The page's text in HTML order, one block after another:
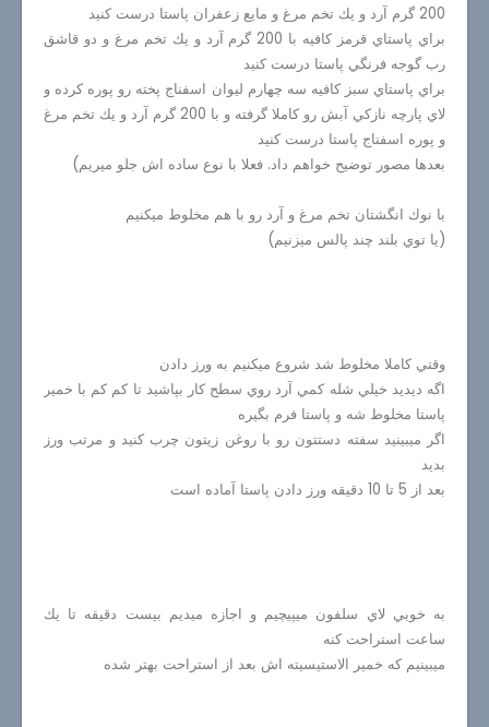
200 گرم آرد و يك تخم مرغ و مايع زعفران پاستا درست كنيد
براي پاستاي قرمز كافيه با 200 گرم آرد و يك تخم مرغ و دو قاشق
رب گوجه فرنگي پاستا درست كنيد
براي پاستاي سبز كافيه سه چهارم ليوان اسفناج پخته رو پوره كرده و
لاي پارچه نازكي آبش رو كاملا گرفته و با 200 گرم آرد و يك تخم مرغ
و پوره اسفناج پاستا درست كنيد
بعدها مصور توضيح خواهم داد. فعلا با نوع ساده اش جلو ميريم)
با نوك انگشتان تخم مرغ و آرد رو با هم مخلوط ميكنيم
(يا توي بلند چند پالس ميزنيم)
وقتي كاملا مخلوط شد شروع ميكنيم به ورز دادن
اگه ديديد خيلي شله كمي آرد روي سطح كار بپاشيد تا كم كم با خمير
پاستا مخلوط شه و پاستا فرم بگيره
اگر ميبينيد سفته دستتون رو با روغن زيتون چرب كنيد و مرتب ورز
بديد
بعد از 5 تا 10 دقيقه ورز دادن پاستا آماده است
به خوبي لاي سلفون ميپيچيم و اجازه ميديم بيست دقيقه تا يك
ساعت استراحت كنه
ميبينيم كه خمير الاستيسيته اش بعد از استراحت بهتر شده